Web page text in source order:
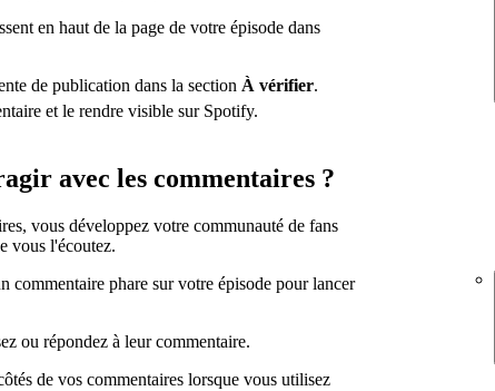
en haut de la page de votre épisode dans
de publication dans la section À vérifier.
et le rendre visible sur Spotify.
avec les commentaires ?
vous développez votre communauté de fans
vous l'écoutez.
commentaire phare sur votre épisode pour lancer
ou répondez à leur commentaire.
de vos commentaires lorsque vous utilisez